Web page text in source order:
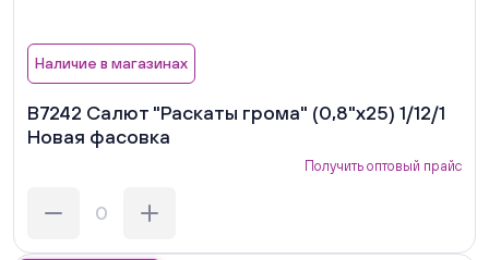
Наличие в магазинах
В7242 Салют "Раскаты грома" (0,8"х25) 1/12/1
Новая фасовка
Получить оптовый прайс